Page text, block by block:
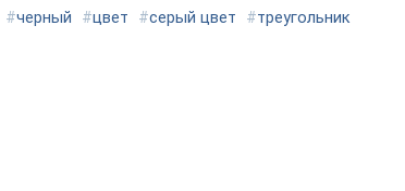
#черный #цвет #серый цвет #треугольник